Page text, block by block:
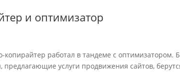
и оптимизатор
работал в тандеме с оптимизатором.
услуги продвижения сайтов,